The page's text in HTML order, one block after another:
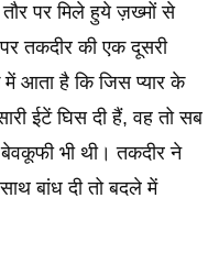
पर मिले हुये ज़ख्मों से
तकदीर की एक दूसरी
आता है कि जिस प्यार के
ईटें घिस दी हैं, वह तो सब
भी थी। तकदीर ने
बांध दी तो बदले में